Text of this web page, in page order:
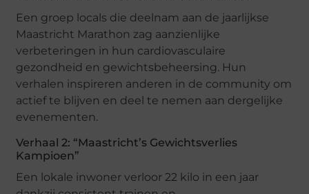
Een groep locals die deelnam aan de jaarlijkse
Maastricht Marathon zag aanzienlijke
verbeteringen in hun cardiovasculaire
gezondheid en gewichtsbeheersing. Hun
verhalen inspireren anderen in de community om
actief te blijven en deel te nemen aan dergelijke
evenementen.
Verhaal 2: “Maastricht’s Gewichtsverlies
Kampioen”
Een lokale inwoner verloor 22 kilo in een jaar